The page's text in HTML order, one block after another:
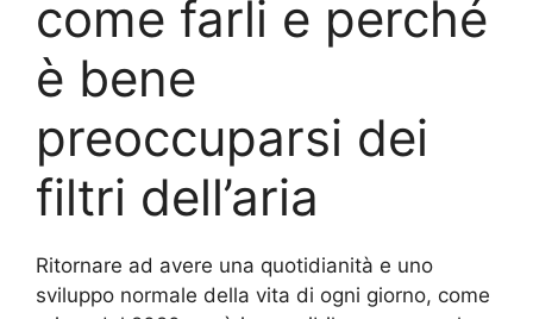
come farli e perché
è bene
preoccuparsi dei
filtri dell’aria
Ritornare ad avere una quotidianità e uno
sviluppo normale della vita di ogni giorno, come